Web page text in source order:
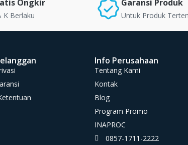
Ongkir
K Berlaku
Garansi Produk
Untuk Produk
Info Perusahaan
Tentang Kami
Kontak
Blog
Program Promo
INAPROC
0857-1711-2222